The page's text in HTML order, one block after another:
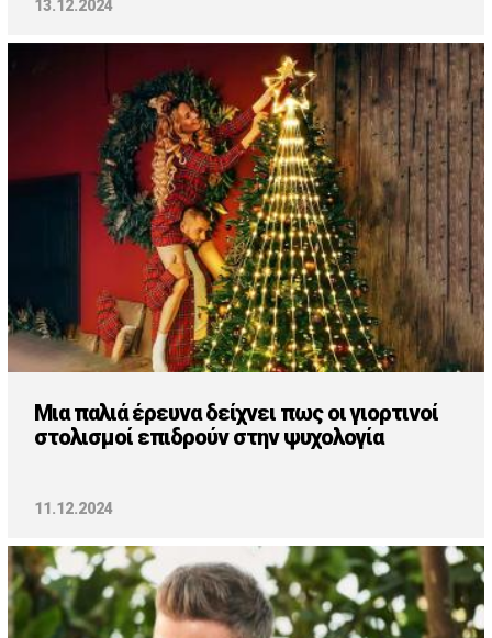
13.12.2024
Μια παλιά έρευνα δείχνει πως οι γιορτινοί
στολισμοί επιδρούν στην ψυχολογία
11.12.2024